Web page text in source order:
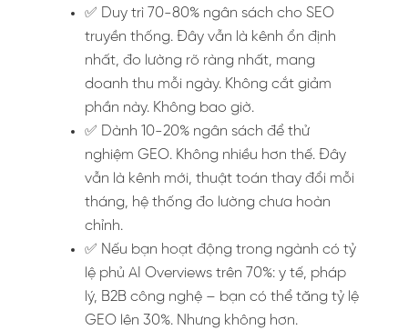
✅ Duy trì 70-80% ngân sách cho SEO
truyền thống. Đây vẫn là kênh ổn định
nhất, đo lường rõ ràng nhất, mang
doanh thu mỗi ngày. Không cắt giảm
phần này. Không bao giờ.
✅ Dành 10-20% ngân sách để thử
nghiệm GEO. Không nhiều hơn thế. Đây
vẫn là kênh mới, thuật toán thay đổi mỗi
tháng, hệ thống đo lường chưa hoàn
chỉnh.
✅ Nếu bạn hoạt động trong ngành có tỷ
lệ phủ AI Overviews trên 70%: y tế, pháp
lý, B2B công nghệ – bạn có thể tăng tỷ lệ
GEO lên 30%. Nhưng không hơn.